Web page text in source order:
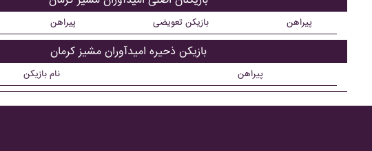
پیراهن بازیکن تعویضی پیراهن
بازیکن ذحیره اميدآوران مشيز کرمان
نام بازیکن پیراهن